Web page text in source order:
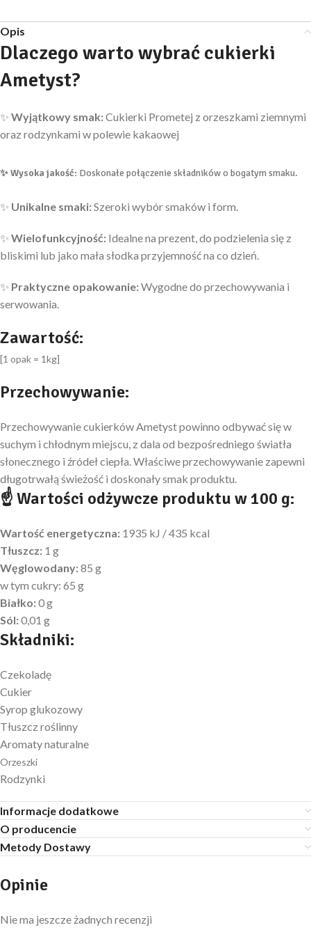
Opis
Dlaczego warto wybrać cukierki
Ametyst?
✨ Wyjątkowy smak:Cukierki Prometej z orzeszkami ziemnymi
oraz rodzynkami w polewie kakaowej
✨Wysoka jakość: Doskonałe połączenie składników o bogatym smaku.
✨ Unikalne smaki:Szeroki wybór smaków i form.
✨ Wielofunkcyjność: Idealne na prezent, do podzielenia się z
bliskimi lub jako mała słodka przyjemność na co dzień.
✨ Praktyczne opakowanie:Wygodne do przechowywania i
serwowania.
Zawartość:
[1 opak = 1kg]
Przechowywanie:
Przechowywanie cukierków Ametyst powinno odbywać się w
suchym i chłodnym miejscu, z dala od bezpośredniego światła
słonecznego i źródeł ciepła. Właściwe przechowywanie zapewni
długotrwałą świeżość i doskonały smak produktu.
☝ Wartości odżywcze produktu w 100 g:
Wartość energetyczna: 1935 kJ / 435 kcal
Tłuszcz: 1 g
Węglowodany:85 g
w tym cukry: 65 g
Białko:0 g
Sól:0,01 g
Składniki:
Czekoladę
Cukier
Syrop glukozowy
Tłuszcz roślinny
Aromaty naturalne
Orzeszki
Rodzynki
Informacje dodatkowe
O producencie
Metody Dostawy
Opinie
Nie ma jeszcze żadnych recenzji